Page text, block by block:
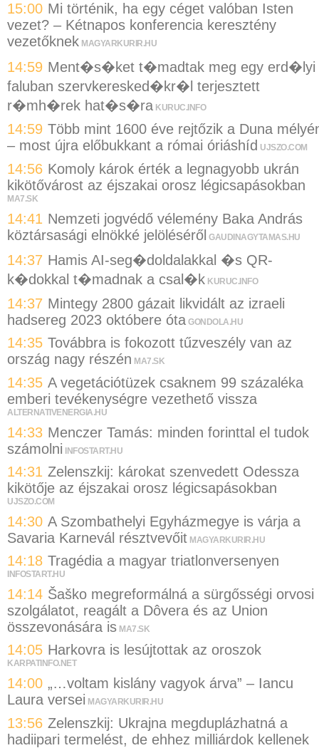
15:00 Mi történik, ha egy céget valóban Isten
vezet? – Kétnapos konferencia keresztény
vezetőknek MAGYARKURIR.HU
14:59 Ment�s�ket t�madtak meg egy erd�lyi
faluban szervkeresked�kr�l terjesztett
r�mh�rek hat�s�ra KURUC.INFO
14:59 Több mint 1600 éve rejtőzik a Duna
– most újra előbukkant a római óriáshíd UJSZO.COM
14:56 Komoly károk érték a legnagyobb ukrán
kikötővárost az éjszakai orosz légicsapásokban
MA7.SK
14:41 Nemzeti jogvédő vélemény Baka András
köztársasági elnökké jelöléséről GAUDINAGYTAMAS.HU
14:37 Hamis AI-seg�doldalakkal �s QR-
k�dokkal t�madnak a csal�k KURUC.INFO
14:37 Mintegy 2800 gázait likvidált az izraeli
hadsereg 2023 októbere óta GONDOLA.HU
14:35 Továbbra is fokozott tűzveszély van az
ország nagy részén MA7.SK
14:35 A vegetációtüzek csaknem 99 százaléka
emberi tevékenységre vezethető vissza
ALTERNATIVENERGIA.HU
14:33 Menczer Tamás: minden forinttal el tudok
számolni INFOSTART.HU
14:31 Zelenszkij: károkat szenvedett Odessza
kikötője az éjszakai orosz légicsapásokban
UJSZO.COM
14:30 A Szombathelyi Egyházmegye is várja a
Savaria Karnevál résztvevőit MAGYARKURIR.HU
14:18 Tragédia a magyar triatlonversenyen
INFOSTART.HU
14:14 Šaško megreformálná a sürgősségi orvosi
szolgálatot, reagált a Dôvera és az Union
összevonására is MA7.SK
14:05 Harkovra is lesújtottak az oroszok
KARPATINFO.NET
14:00 „…voltam kislány vagyok árva” – Iancu
Laura versei MAGYARKURIR.HU
13:56 Zelenszkij: Ukrajna megduplázhatná a
hadiipari termelést, de ehhez milliárdok kellenek